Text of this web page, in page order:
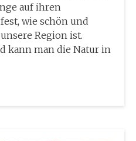
auf ihren
wie schön und
Region ist.
kann man die Natur in